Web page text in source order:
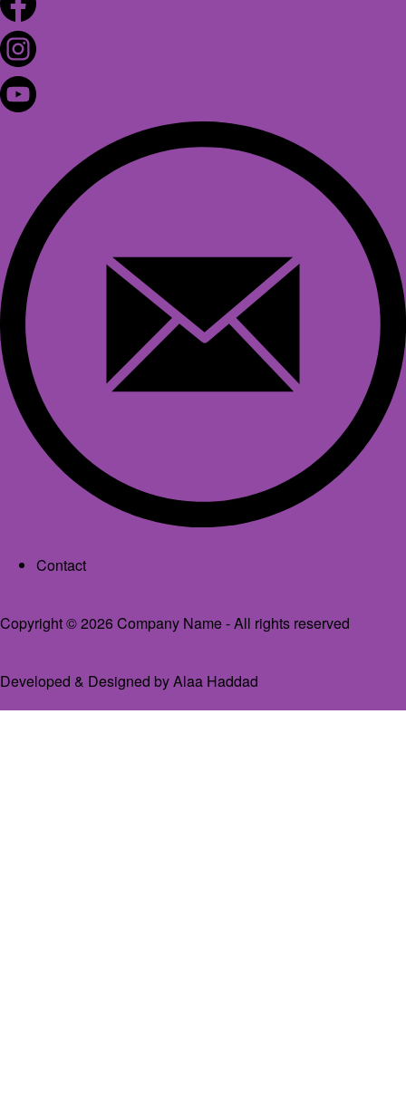
Footer menu
Contact
Copyright © 2026 Company Name - All rights reserved
Developed & Designed byAlaa Haddad